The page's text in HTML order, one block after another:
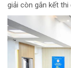
giải còn gắn kết thi